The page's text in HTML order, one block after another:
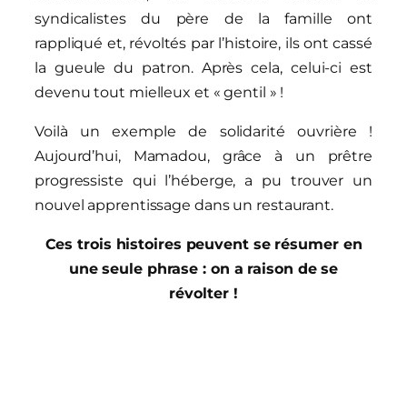
syndicalistes du père de la famille ont
rappliqué et, révoltés par l’histoire, ils ont cassé
la gueule du patron. Après cela, celui-ci est
devenu tout mielleux et « gentil » !
Voilà un exemple de solidarité ouvrière !
Aujourd’hui, Mamadou, grâce à un prêtre
progressiste qui l’héberge, a pu trouver un
nouvel apprentissage dans un restaurant.
Ces trois histoires peuvent se résumer en
une seule phrase : on a raison de se
révolter !